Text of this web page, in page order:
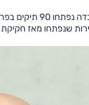
לפי המשטרה,